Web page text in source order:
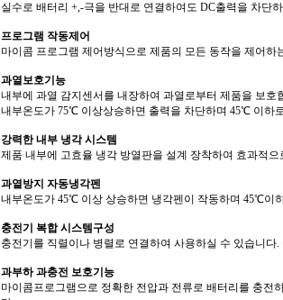
실수로 배터리 +,-극을 반대로 연결하여도 DC출력을 차단
프로그램 작동제어
마이콤 프로그램 제어방식으로 제품의 모든 동작을 제어하
과열보호기능
내부에 과열 감지센서를 내장하여 과열로부터 제품을 보호
내부온도가 75℃ 이상상승하면 출력을 차단하며 45℃ 이하
강력한 내부 냉각 시스템
제품 내부에 고효율 냉각 방열판을 설계 장착하여 효과적으
과열방지 자동냉각펜
내부온도가 45℃ 이상 상승하면 냉각펜이 작동하며 45℃이
충전기 복합 시스템구성
충전기를 직렬이나 병렬로 연결하여 사용하실 수 있습니다.
과부하 과충전 보호기능
마이콤프로그램으로 정확한 전압과 전류로 배터리를 충전